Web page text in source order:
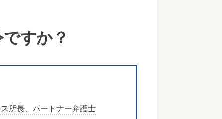
すか？
所長、パートナー弁護士